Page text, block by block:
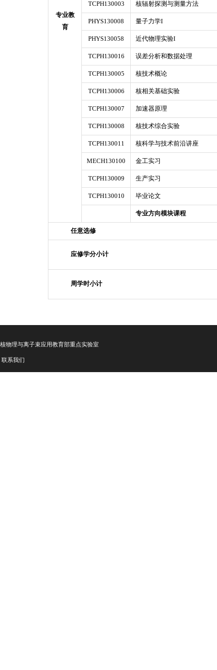
专业教
育
TCPH130003 核辐射探测与测量方法
PHYS130008 量子力学I
PHYS130058 近代物理实验I
TCPH130016 误差分析和数据处理
TCPH130005 核技术概论
TCPH130006 核相关基础实验
TCPH130007 加速器原理
TCPH130008 核技术综合实验
TCPH130011 核科学与技术前沿讲座
MECH130100 金工实习
TCPH130009 生产实习
TCPH130010 毕业论文
专业方向模块课程
任意选修
应修学分小计
周学时小计
核物理与离子束应用教育部重点实验室
联系我们